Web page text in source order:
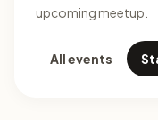
upcoming meetup.
All events